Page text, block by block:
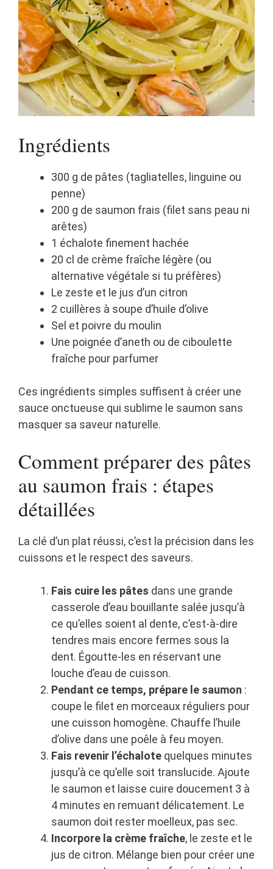
Ingrédients
300 g de pâtes (tagliatelles, linguine ou
penne)
200 g de saumon frais (filet sans peau ni
arêtes)
1 échalote finement hachée
20 cl de crème fraîche légère (ou
alternative végétale si tu préfères)
Le zeste et le jus d’un citron
2 cuillères à soupe d’huile d’olive
Sel et poivre du moulin
Une poignée d’aneth ou de ciboulette
fraîche pour parfumer
Ces ingrédients simples suffisent à créer une
sauce onctueuse qui sublime le saumon sans
masquer sa saveur naturelle.
Comment préparer des pâtes
au saumon frais : étapes
détaillées
La clé d’un plat réussi, c’est la précision dans les
cuissons et le respect des saveurs.
Fais cuire les pâtes dans une grande
casserole d’eau bouillante salée jusqu’à
ce qu’elles soient al dente, c’est-à-dire
tendres mais encore fermes sous la
dent. Égoutte-les en réservant une
louche d’eau de cuisson.
Pendant ce temps, prépare le saumon :
coupe le filet en morceaux réguliers pour
une cuisson homogène. Chauffe l’huile
d’olive dans une poêle à feu moyen.
Fais revenir l’échalote quelques minutes
jusqu’à ce qu’elle soit translucide. Ajoute
le saumon et laisse cuire doucement 3 à
4 minutes en remuant délicatement. Le
saumon doit rester moelleux, pas sec.
Incorpore la crème fraîche, le zeste et le
jus de citron. Mélange bien pour créer une